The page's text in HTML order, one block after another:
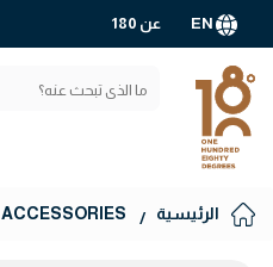
عن 180
الرئيسية ACCESSORIES